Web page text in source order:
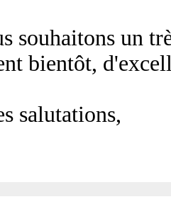
souhaitons un
bientôt,
salutations,